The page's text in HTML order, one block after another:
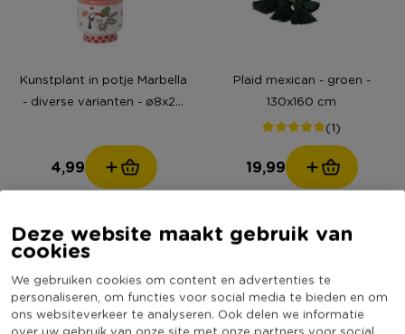
Deze website maakt gebruik van
cookies
We gebruiken cookies om content en advertenties te
personaliseren, om functies voor social media te bieden en om
ons websiteverkeer te analyseren. Ook delen we informatie
over uw gebruik van onze site met onze partners voor social
Kunstplant in potje Marbella
- diverse varianten - ø8x20
4,99
Plaid mexican - groen -
130x160 cm
(1)
19,99